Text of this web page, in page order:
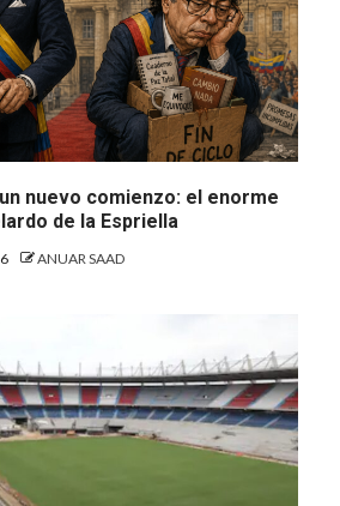
nuevo comienzo: el enorme
de la Espriella
ANUAR SAAD